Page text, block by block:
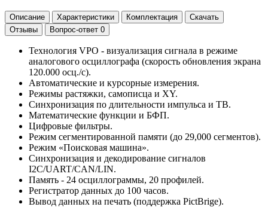
Описание Характеристики Комплектация
Скачать
Отзывы
Вопрос-ответ 0
Технология VPO - визуализация сигнала в режиме
аналогового осциллографа (скорость обновления экрана
120.000 осц./с).
Автоматические и курсорные измерения.
Режимы растяжки, самописца и XY.
Синхронизация по длительности импульса и ТВ.
Математические функции и БФП.
Цифровые фильтры.
Режим сегментированной памяти (до 29,000 сегментов).
Режим «Поисковая машина».
Синхронизация и декодирование сигналов
I2C/UART/CAN/LIN.
Память - 24 осциллограммы, 20 профилей.
Регистратор данных до 100 часов.
Вывод данных на печать (поддержка PictBrige).